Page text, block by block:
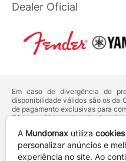
Dealer Oficial
Em caso de divergência de
disponibilidade válidos são os da
de pagamento exclusivas para
Ofertas válidas até o término de
deVenda Corporativa.
Os preços apresentados no site
qualquer outro meio de
A Mundomax utiliza cookies
personalizar anúncios e
experiência no site. Ao